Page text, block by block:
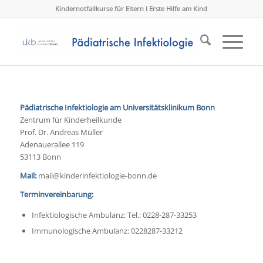
Kindernotfallkurse für Eltern I Erste Hilfe am Kind
Pädiatrische Infektiologie am Universitätsklinikum Bonn
Zentrum für Kinderheilkunde
Prof. Dr. Andreas Müller
Adenauerallee 119
53113 Bonn
Mail:mail@kinderinfektiologie-bonn.de
Terminvereinbarung:
Infektiologische Ambulanz: Tel.: 0228-287-33253
Immunologische Ambulanz: 0228287-33212